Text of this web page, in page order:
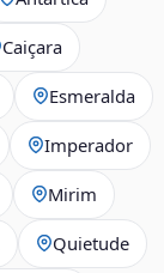
Caiçara
Esmeralda
Imperador
Mirim
Quietude